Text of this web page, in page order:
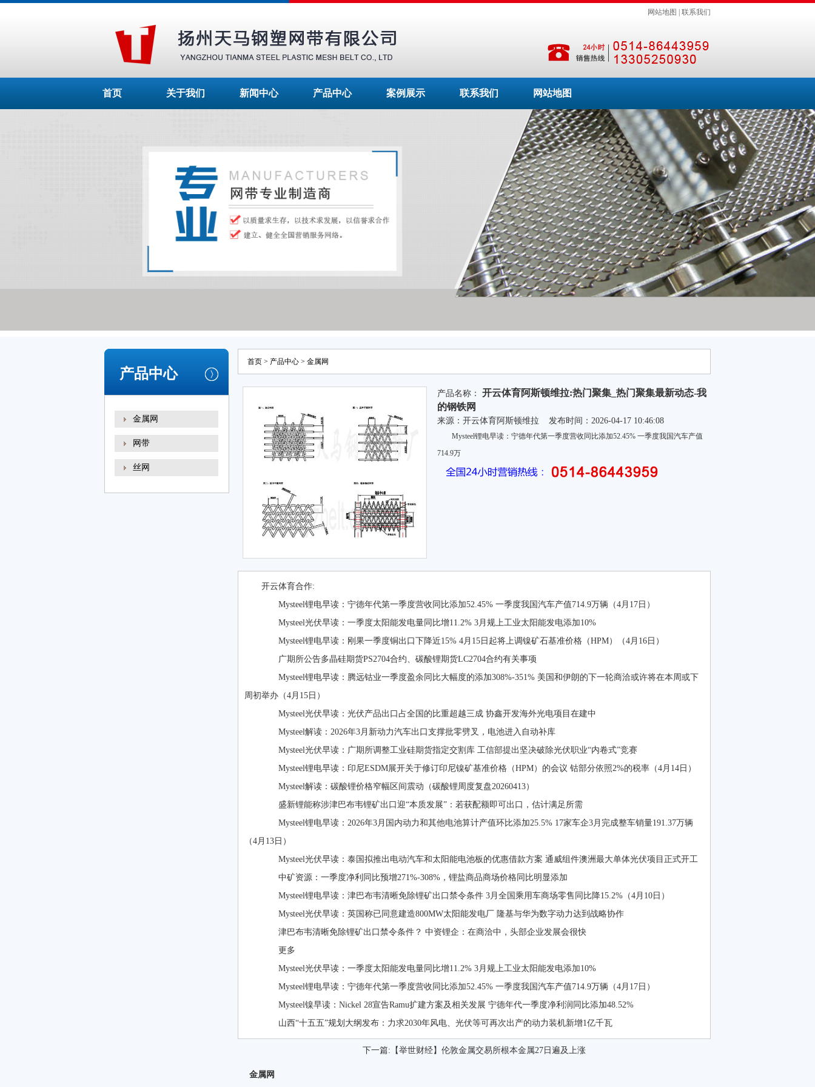
网站地图 联系我们
首页 关于我们 新闻中心 产品中心 案例展示 联系我们 网站地图
产品中心
金属网
网带
丝网
首页 > 产品中心 > 金属网
产品名称： 开云体育阿斯顿维拉:热门聚集_热门聚集最新动态-我
的钢铁网
来源： 开云体育阿斯顿维拉 发布时间：2026-04-17 10:46:08
Mysteel锂电早读：宁德年代第一季度营收同比添加52.45% 一季度我国汽车产值
714.9万
开云体育合作:
Mysteel锂电早读：宁德年代第一季度营收同比添加52.45% 一季度我国汽车产值714.9万辆（4月17日）
Mysteel光伏早读：一季度太阳能发电量同比增11.2% 3月规上工业太阳能发电添加10%
Mysteel锂电早读：刚果一季度铜出口下降近15% 4月15日起将上调镍矿石基准价格（HPM）（4月16日）
广期所公告多晶硅期货PS2704合约、碳酸锂期货LC2704合约有关事项
Mysteel锂电早读：腾远钴业一季度盈余同比大幅度的添加308%-351% 美国和伊朗的下一轮商洽或许将在本周或下
周初举办（4月15日）
Mysteel光伏早读：光伏产品出口占全国的比重超越三成 协鑫开发海外光电项目在建中
Mysteel解读：2026年3月新动力汽车出口支撑批零劈叉，电池进入自动补库
Mysteel光伏早读：广期所调整工业硅期货指定交割库 工信部提出坚决破除光伏职业“内卷式”竞赛
Mysteel锂电早读：印尼ESDM展开关于修订印尼镍矿基准价格（HPM）的会议 钴部分依照2%的税率（4月14日）
Mysteel解读：碳酸锂价格窄幅区间震动（碳酸锂周度复盘20260413）
盛新锂能称涉津巴布韦锂矿出口迎“本质发展”：若获配额即可出口，估计满足所需
Mysteel锂电早读：2026年3月国内动力和其他电池算计产值环比添加25.5% 17家车企3月完成整车销量191.37万辆
（4月13日）
Mysteel光伏早读：泰国拟推出电动汽车和太阳能电池板的优惠借款方案 通威组件澳洲最大单体光伏项目正式开工
中矿资源：一季度净利同比预增271%-308%，锂盐商品商场价格同比明显添加
Mysteel锂电早读：津巴布韦清晰免除锂矿出口禁令条件 3月全国乘用车商场零售同比降15.2%（4月10日）
Mysteel光伏早读：英国称已同意建造800MW太阳能发电厂 隆基与华为数字动力达到战略协作
津巴布韦清晰免除锂矿出口禁令条件？ 中资锂企：在商洽中，头部企业发展会很快
更多
Mysteel光伏早读：一季度太阳能发电量同比增11.2% 3月规上工业太阳能发电添加10%
Mysteel锂电早读：宁德年代第一季度营收同比添加52.45% 一季度我国汽车产值714.9万辆（4月17日）
Mysteel镍早读：Nickel 28宣告Ramu扩建方案及相关发展 宁德年代一季度净利润同比添加48.52%
山西“十五五”规划大纲发布：力求2030年风电、光伏等可再次出产的动力装机新增1亿千瓦
下一篇: 【举世财经】伦敦金属交易所根本金属27日遍及上涨
金属网